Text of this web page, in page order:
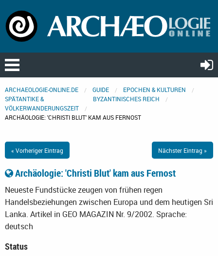
ARCHAEOLOGIE-ONLINE.DE GUIDE
EPOCHEN & KULTUREN
SPÄTANTIKE &
VÖLKERWANDERUNGSZEIT
BYZANTINISCHES REICH
ARCHÄOLOGIE: 'CHRISTI BLUT' KAM AUS FERNOST
« Vorheriger Eintrag Nächster Eintrag »
Archäologie: 'Christi Blut' kam aus Fernost
Neueste Fundstücke zeugen von frühen regen
Handelsbeziehungen zwischen Europa und dem heutigen Sri
Lanka. Artikel in GEO MAGAZIN Nr. 9/2002. Sprache:
deutsch
Status